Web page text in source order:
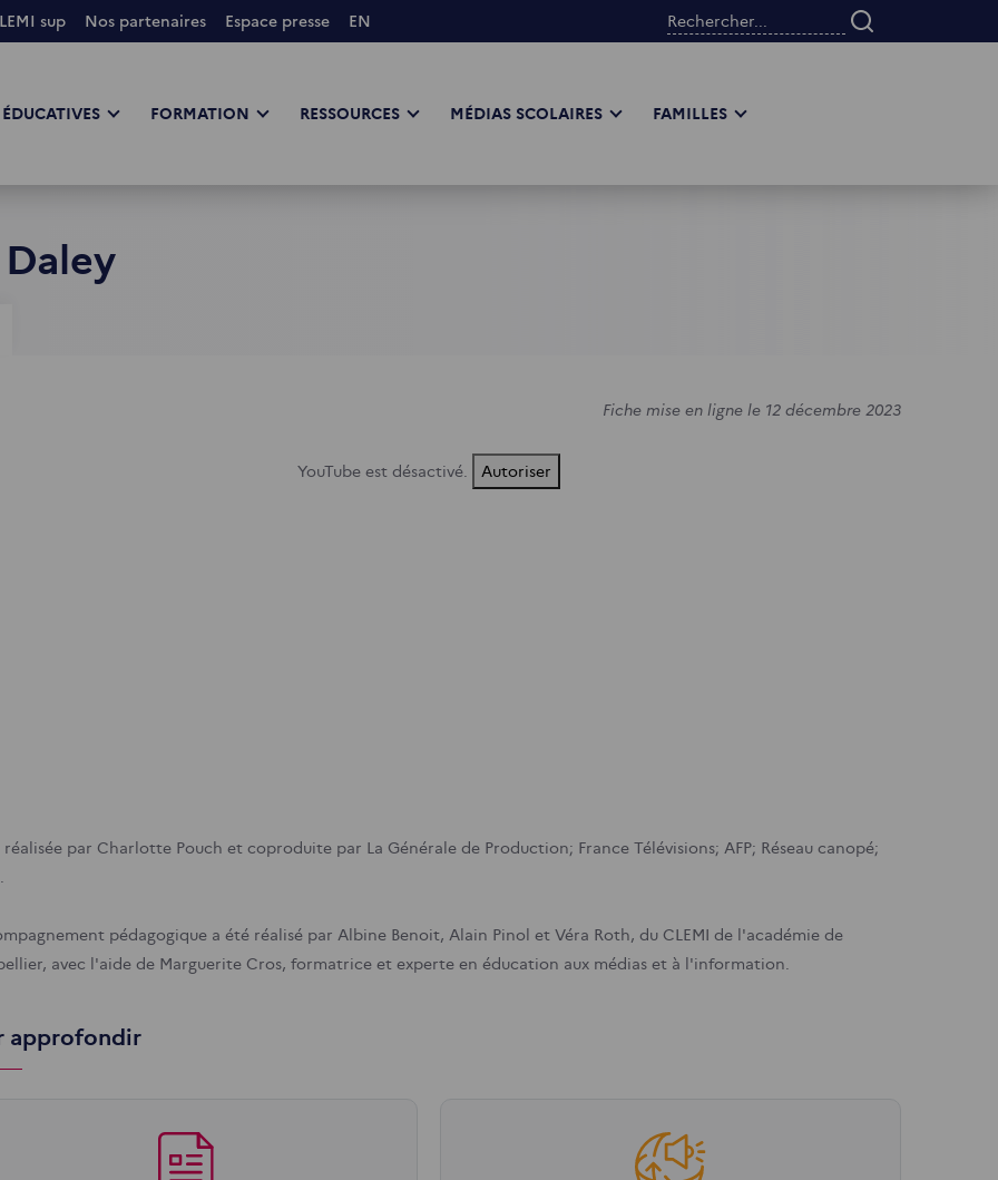
sup Nos partenaires Espace presse EN Rechercher...
FORMATION RESSOURCES MÉDIAS SCOLAIRES FAMILLES
Fiche mise en ligne le 12 décembre 2023
YouTube est désactivé. Autoriser
par Charlotte Pouch et coproduite par La Générale de Production; France Télévisions; AFP; Réseau canopé;
pédagogique a été réalisé par Albine Benoit, Alain Pinol et Véra Roth, du CLEMI de l'académie de
avec l'aide de Marguerite Cros, formatrice et experte en éducation aux médias et à l'information.
approfondir